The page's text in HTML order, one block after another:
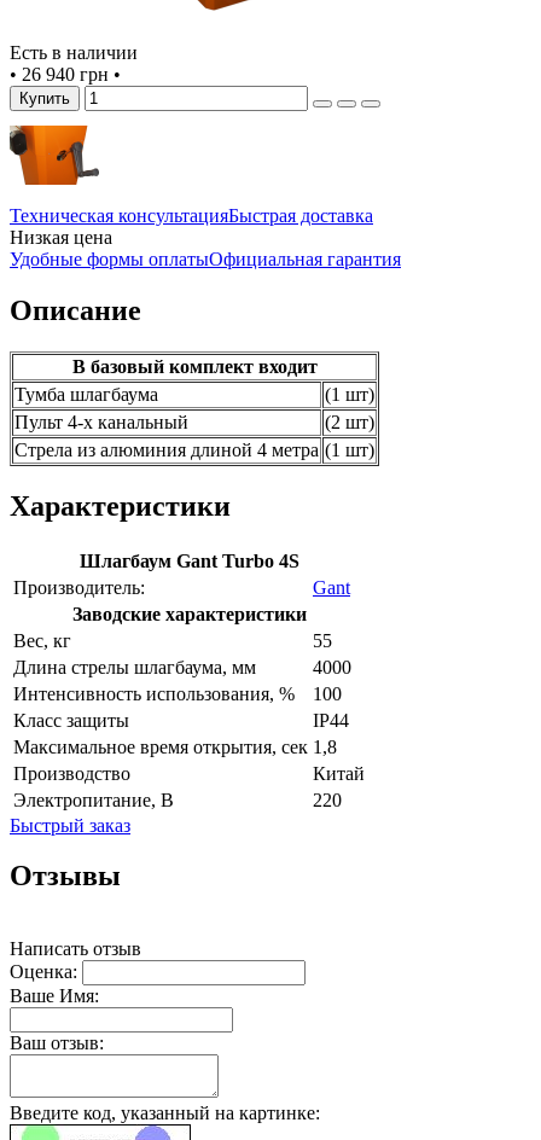
Есть в наличии
• 26 940 грн •
Купить
Техническая консультацияБыстрая доставка
Низкая цена
Удобные формы оплатыОфициальная гарантия
Описание
В базовый комплект входит
Тумба шлагбаума
(1 шт)
Пульт 4-х канальный
(2 шт)
Стрела из алюминия длиной 4 метра (1 шт)
Характеристики
Шлагбаум Gant Turbo 4S
Производитель:
Gant
Заводские характеристики
Вес, кг
55
Длина стрелы шлагбаума, мм
4000
Интенсивность использования, %
100
Класс защиты
IP44
Максимальное время открытия, сек 1,8
Производство
Китай
Электропитание, В
220
Быстрый заказ
Отзывы
Написать отзыв
Оценка:
Ваше Имя:
Ваш отзыв:
Введите код, указанный на картинке: